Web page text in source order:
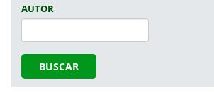
AUTOR
BUSCAR